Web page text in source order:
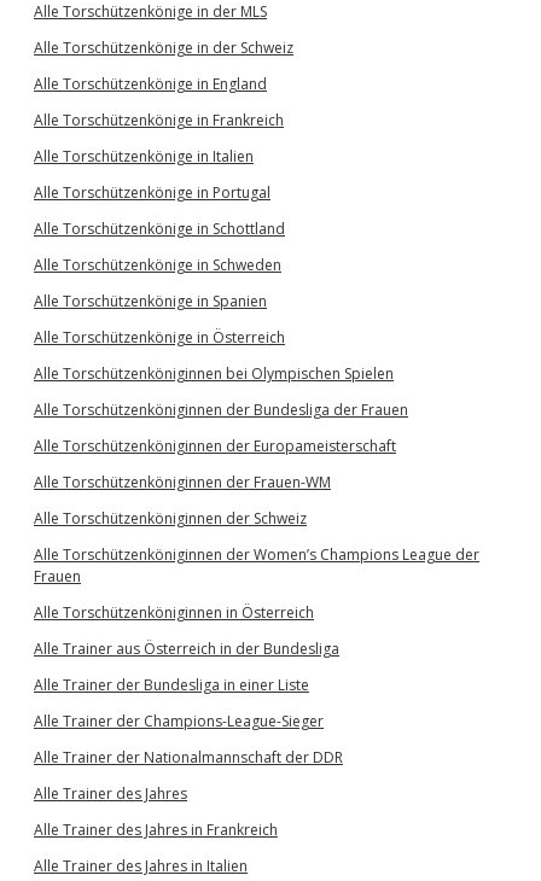
Alle Torschützenkönige in der MLS
Alle Torschützenkönige in der Schweiz
Alle Torschützenkönige in England
Alle Torschützenkönige in Frankreich
Alle Torschützenkönige in Italien
Alle Torschützenkönige in Portugal
Alle Torschützenkönige in Schottland
Alle Torschützenkönige in Schweden
Alle Torschützenkönige in Spanien
Alle Torschützenkönige in Österreich
Alle Torschützenköniginnen bei Olympischen Spielen
Alle Torschützenköniginnen der Bundesliga der Frauen
Alle Torschützenköniginnen der Europameisterschaft
Alle Torschützenköniginnen der Frauen-WM
Alle Torschützenköniginnen der Schweiz
Alle Torschützenköniginnen der Women’s Champions League der
Frauen
Alle Torschützenköniginnen in Österreich
Alle Trainer aus Österreich in der Bundesliga
Alle Trainer der Bundesliga in einer Liste
Alle Trainer der Champions-League-Sieger
Alle Trainer der Nationalmannschaft der DDR
Alle Trainer des Jahres
Alle Trainer des Jahres in Frankreich
Alle Trainer des Jahres in Italien